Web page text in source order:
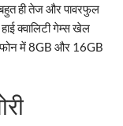
ही तेज और पावरफुल
क्वालिटी गेम्स खेल
में 8GB और 16GB